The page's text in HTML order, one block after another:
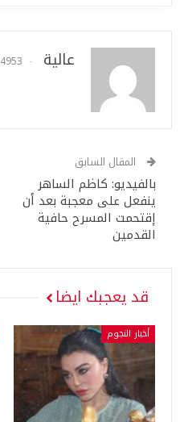
عالية 4953 Posts
المقال السابق
بالفيديو: كاظم الساهر
ينفعل على معجبة بعد أن
إقتحمت المسرح حافية
القدمين
قد يعجبك ايضا
أخبار النجوم